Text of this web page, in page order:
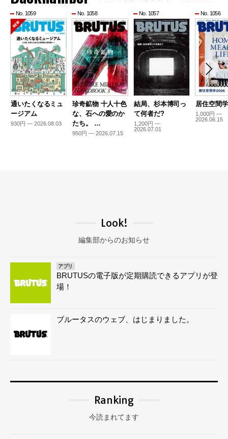
No. 1059
通いたくなるミュ
ージアム
930円 — 2026.08.03
No. 1058
珍奇鉱物 十人十色
な、石への愛のか
たち。 …
950円 — 2026.07.15
No. 1057
結局、杉本博司っ
て何者だ?
1,200円 —
2026.07.01
No. 1056
居住空間
1,000円 —
2026.06.15
Look!
編集部からのお知らせ
アプリ
BRUTUSの電子版が定期購読できるアプリが登
場！
ブルータスのウェブ、はじまりました。
Ranking
今読まれてます